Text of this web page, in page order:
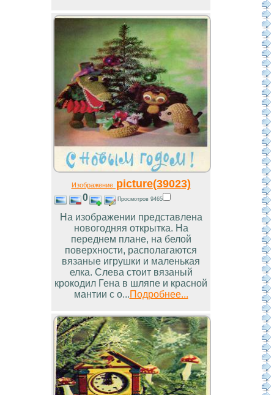
Изображениеpicture(39023)
0 Просмотров 9465
На изображении представлена
новогодняя открытка. На
переднем плане, на белой
поверхности, располагаются
вязаные игрушки и маленькая
елка. Слева стоит вязаный
крокодил Гена в шляпе и красной
мантии с о...Подробнее...